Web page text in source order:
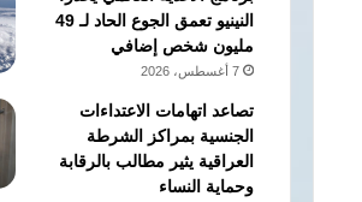
النينيو تعمق الجوع الحاد لـ 49
مليون شخص إضافي
7 أغسطس، 2026
تصاعد اتهامات الاعتداءات
الجنسية بمراكز الشرطة
العراقية يثير مطالب بالرقابة
وحماية النساء